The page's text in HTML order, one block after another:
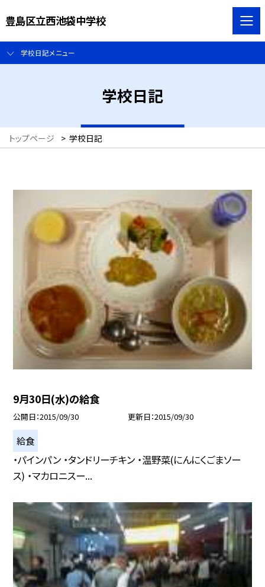
豊島区立西池袋中学校
学校日記メニュー
学校日記
トップページ > 学校日記
9月30日(水)の給食
公開日 2015/09/30 更新日 2015/09/30
給食
・パインパン ・タンドリーチキン ・温野菜(にんにくごまソー
ス) ・マカロニスー...